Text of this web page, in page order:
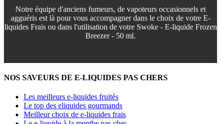
Notre équipe d'anciens fumeurs, de vapoteurs occasionnels et
agguéris est là pour vous accompagner dans le choix de votre E-
liquides Frais ou dans l'utilisation de votre Swoke - E-liquide Frozen
Breezer - 50 ml.
NOS SAVEURS DE E-LIQUIDES PAS CHERS
Les meilleurs e-liquides fruités
Le top des eliquides gourmands
Meilleur choix de e-liquides frais